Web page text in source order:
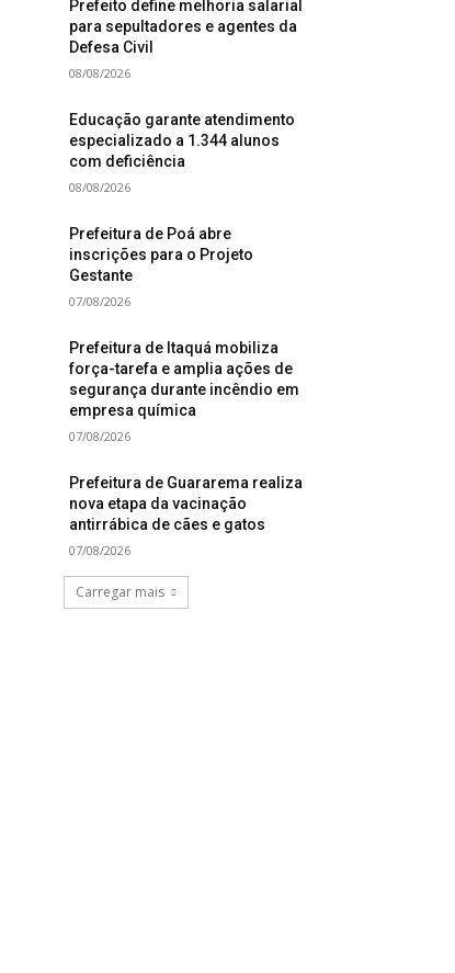
Prefeito define melhoria salarial
para sepultadores e agentes da
Defesa Civil
08/08/2026
Educação garante atendimento
especializado a 1.344 alunos
com deficiência
08/08/2026
Prefeitura de Poá abre
inscrições para o Projeto
Gestante
07/08/2026
Prefeitura de Itaquá mobiliza
força-tarefa e amplia ações de
segurança durante incêndio em
empresa química
07/08/2026
Prefeitura de Guararema realiza
nova etapa da vacinação
antirrábica de cães e gatos
07/08/2026
Carregar mais